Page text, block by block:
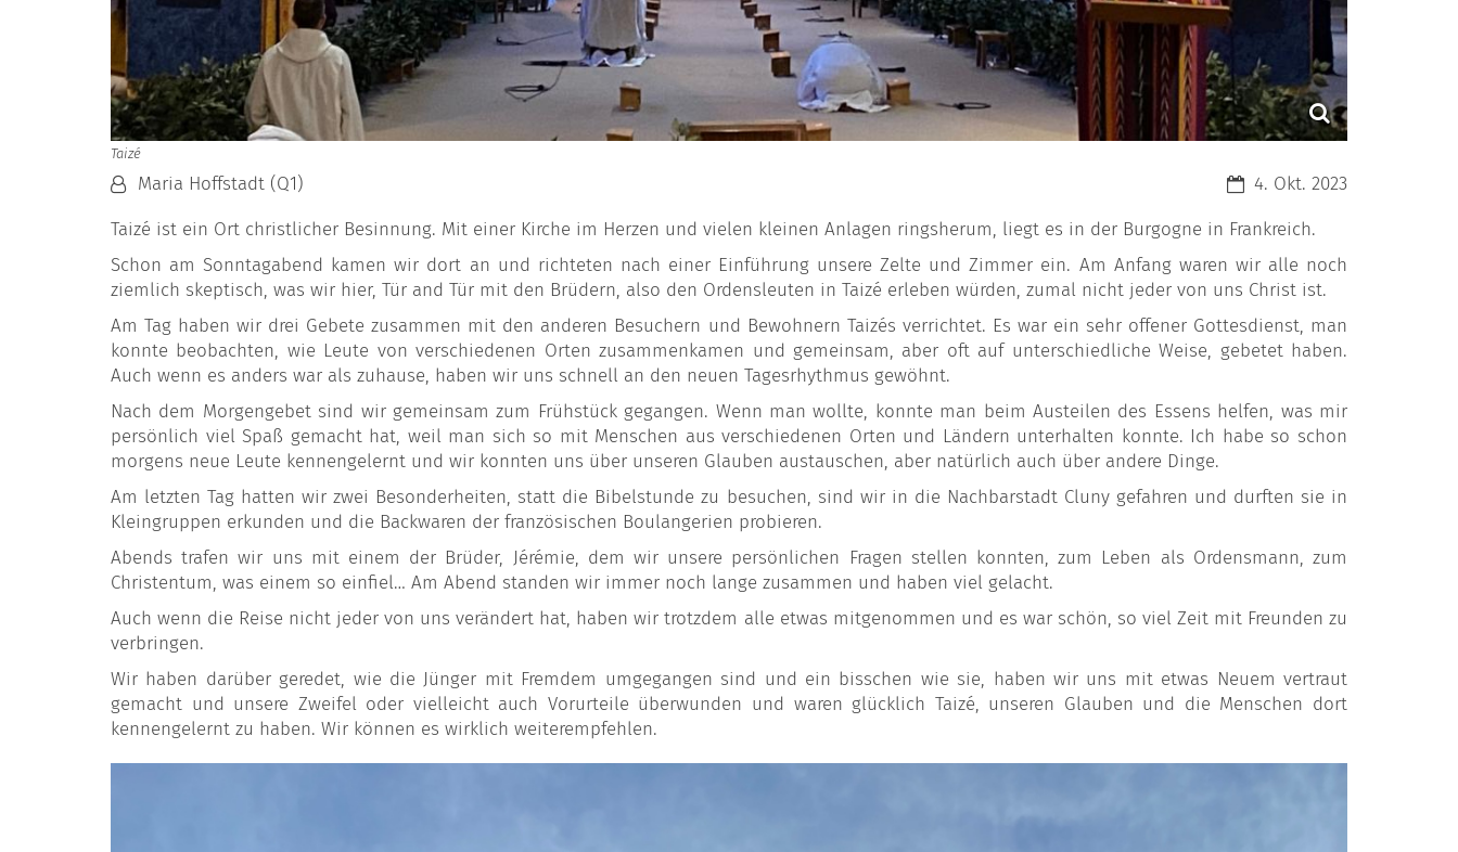
Taizé
Datum:4. Okt. 2023
Von:Maria Hoffstadt (Q1)
Taizé ist ein Ort christlicher Besinnung. Mit einer Kirche im Herzen und vielen kleinen Anlagen ringsherum, liegt es in der Burgogne in Frankreich.
Schon am Sonntagabend kamen wir dort an und richteten nach einer Einführung unsere Zelte und Zimmer ein. Am Anfang waren wir alle noch
ziemlich skeptisch, was wir hier, Tür and Tür mit den Brüdern, also den Ordensleuten in Taizé erleben würden, zumal nicht jeder von uns Christ ist.
Am Tag haben wir drei Gebete zusammen mit den anderen Besuchern und Bewohnern Taizés verrichtet. Es war ein sehr offener Gottesdienst, man
konnte beobachten, wie Leute von verschiedenen Orten zusammenkamen und gemeinsam, aber oft auf unterschiedliche Weise, gebetet haben.
Auch wenn es anders war als zuhause, haben wir uns schnell an den neuen Tagesrhythmus gewöhnt.
Nach dem Morgengebet sind wir gemeinsam zum Frühstück gegangen. Wenn man wollte, konnte man beim Austeilen des Essens helfen, was mir
persönlich viel Spaß gemacht hat, weil man sich so mit Menschen aus verschiedenen Orten und Ländern unterhalten konnte. Ich habe so schon
morgens neue Leute kennengelernt und wir konnten uns über unseren Glauben austauschen, aber natürlich auch über andere Dinge.
Am letzten Tag hatten wir zwei Besonderheiten, statt die Bibelstunde zu besuchen, sind wir in die Nachbarstadt Cluny gefahren und durften sie in
Kleingruppen erkunden und die Backwaren der französischen Boulangerien probieren.
Abends trafen wir uns mit einem der Brüder, Jérémie, dem wir unsere persönlichen Fragen stellen konnten, zum Leben als Ordensmann, zum
Christentum, was einem so einfiel… Am Abend standen wir immer noch lange zusammen und haben viel gelacht.
Auch wenn die Reise nicht jeder von uns verändert hat, haben wir trotzdem alle etwas mitgenommen und es war schön, so viel Zeit mit Freunden zu
verbringen.
Wir haben darüber geredet, wie die Jünger mit Fremdem umgegangen sind und ein bisschen wie sie, haben wir uns mit etwas Neuem vertraut
gemacht und unsere Zweifel oder vielleicht auch Vorurteile überwunden und waren glücklich Taizé, unseren Glauben und die Menschen dort
kennengelernt zu haben. Wir können es wirklich weiterempfehlen.